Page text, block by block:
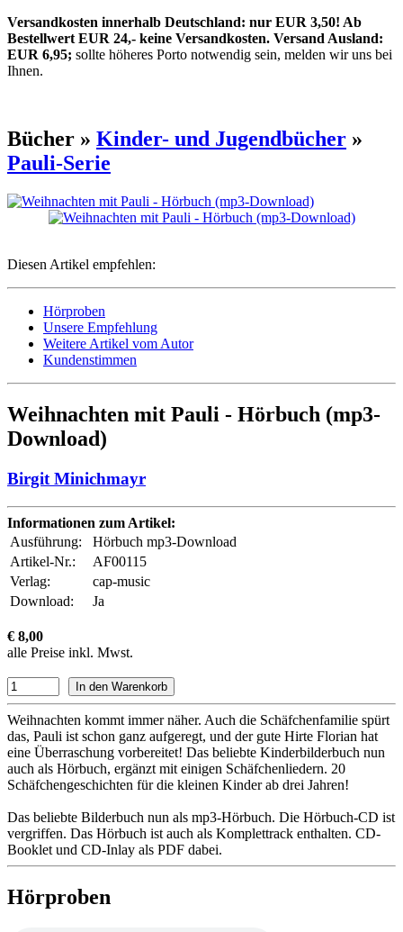
Versandkosten innerhalb Deutschland: nur EUR 3,50! Ab
Bestellwert EUR 24,- keine Versandkosten. Versand Ausland:
EUR 6,95; sollte höheres Porto notwendig sein, melden wir uns bei
Ihnen.
Bücher » Kinder- und Jugendbücher »
Pauli-Serie
Diesen Artikel empfehlen:
Hörproben
Unsere Empfehlung
Weitere Artikel vom Autor
Kundenstimmen
Weihnachten mit Pauli - Hörbuch (mp3-
Download)
Birgit Minichmayr
Informationen zum Artikel:
Ausführung:
Hörbuch mp3-Download
Artikel-Nr.:
AF00115
Verlag:
cap-music
Download:
Ja
€ 8,00
alle Preise inkl. Mwst.
Weihnachten kommt immer näher. Auch die Schäfchenfamilie spürt
das, Pauli ist schon ganz aufgeregt, und der gute Hirte Florian hat
eine Überraschung vorbereitet! Das beliebte Kinderbilderbuch nun
auch als Hörbuch, ergänzt mit einigen Schäfchenliedern. 20
Schäfchengeschichten für die kleinen Kinder ab drei Jahren!
Das beliebte Bilderbuch nun als mp3-Hörbuch. Die Hörbuch-CD ist
vergriffen. Das Hörbuch ist auch als Komplettrack enthalten. CD-
Booklet und CD-Inlay als PDF dabei.
Hörproben